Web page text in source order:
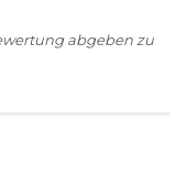
abgeben zu